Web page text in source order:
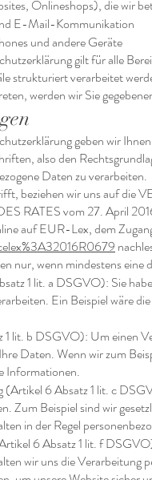
Onlineshops), die wir
E-Mail-Kommunikation
und andere Geräte
gilt für alle
strukturiert verarbeitet
werden wir Sie
geben wir
also den
Daten zu verarbeiten.
beziehen wir uns auf
RATES vom 27. April
auf EUR-Lex, dem
nur, wenn mindestens
1 lit. a DSGVO): Sie
Ein Beispiel wäre
lit. b DSGVO): Um einen
Daten. Wenn wir zum
Informationen.
6 Absatz 1 lit. c
Zum Beispiel sind wir
in der Regel
6 Absatz 1 lit. f
wir uns die Verarbeitung